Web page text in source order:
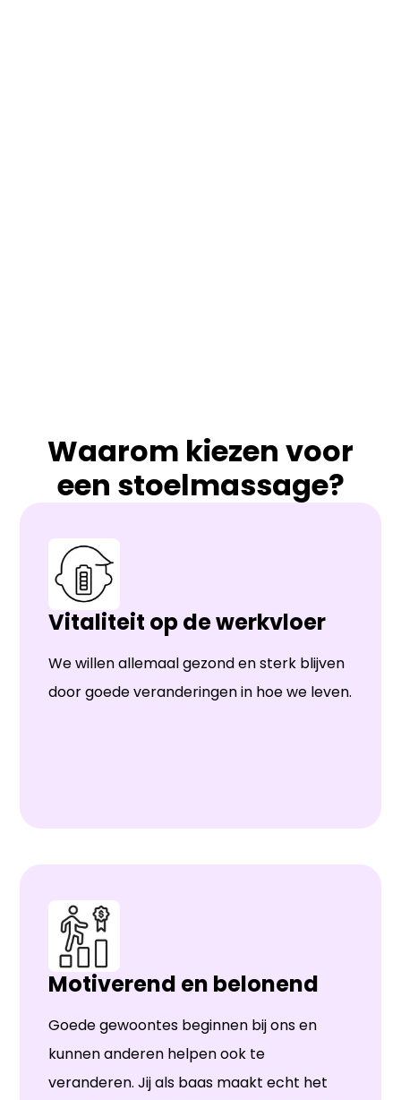
Waarom kiezen voor
een stoelmassage?
Vitaliteit op de werkvloer
We willen allemaal gezond en sterk blijven
door goede veranderingen in hoe we leven.
Motiverend en belonend
Goede gewoontes beginnen bij ons en
kunnen anderen helpen ook te
veranderen. Jij als baas maakt echt het